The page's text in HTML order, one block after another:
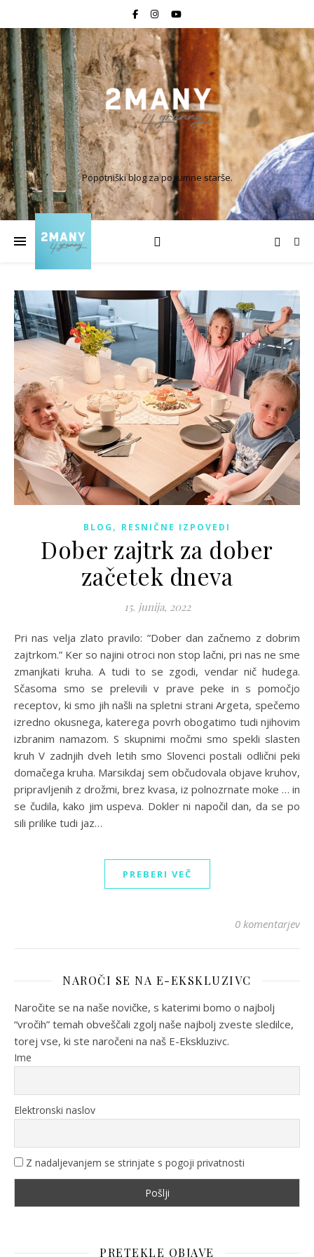
Popotniški blog za pogumne starše.
BLOG , RESNIČNE IZPOVEDI
Dober zajtrk za dober
začetek dneva
15. junija, 2022
Pri nas velja zlato pravilo: ”Dober dan začnemo z dobrim
zajtrkom.” Ker so najini otroci non stop lačni, pri nas ne sme
zmanjkati kruha. A tudi to se zgodi, vendar nič hudega.
Sčasoma smo se prelevili v prave peke in s pomočjo
receptov, ki smo jih našli na spletni strani Argeta, spečemo
izredno okusnega, katerega povrh obogatimo tudi njihovim
izbranim namazom. S skupnimi močmi smo spekli slasten
kruh V zadnjih dveh letih smo Slovenci postali odlični peki
domačega kruha. Marsikdaj sem občudovala objave kruhov,
pripravljenih z drožmi, brez kvasa, iz polnozrnate moke … in
se čudila, kako jim uspeva. Dokler ni napočil dan, da se po
sili prilike tudi jaz…
PREBERI VEČ
0 komentarjev
NAROČI SE NA E-EKSKLUZIVC
Naročite se na naše novičke, s katerimi bomo o najbolj
“vročih” temah obveščali zgolj naše najbolj zveste sledilce,
torej vse, ki ste naročeni na naš E-Ekskluzivc.
Ime
Elektronski naslov
Z nadaljevanjem se strinjate s pogoji privatnosti
PRETEKLE OBJAVE